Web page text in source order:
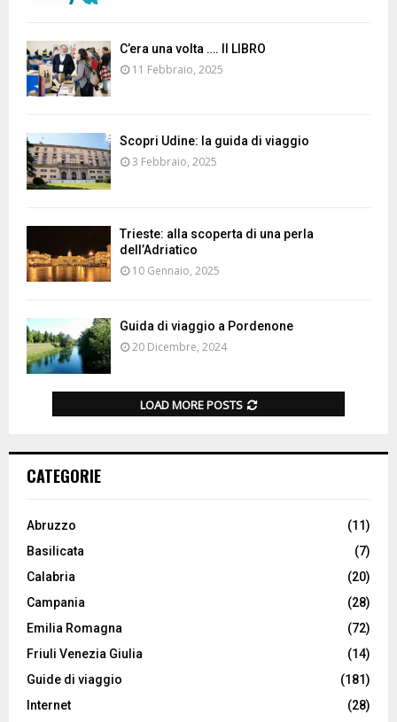
C’era una volta …. Il LIBRO
11 Febbraio, 2025
Scopri Udine: la guida di viaggio
3 Febbraio, 2025
Trieste: alla scoperta di una perla
dell’Adriatico
10 Gennaio, 2025
Guida di viaggio a Pordenone
20 Dicembre, 2024
LOAD MORE POSTS
CATEGORIE
Abruzzo
(11)
Basilicata
(7)
Calabria
(20)
Campania
(28)
Emilia Romagna
(72)
Friuli Venezia Giulia
(14)
Guide di viaggio
(181)
Internet
(28)